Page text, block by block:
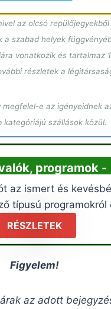
az olcsó
szabad helyek
vonatkozik és tartalmaz
részletek a
e az igényeidnek
kategóriájú szállások közül.
programok -
az ismert és
típusú
RÉSZLETEK
Figyelem!
az adott